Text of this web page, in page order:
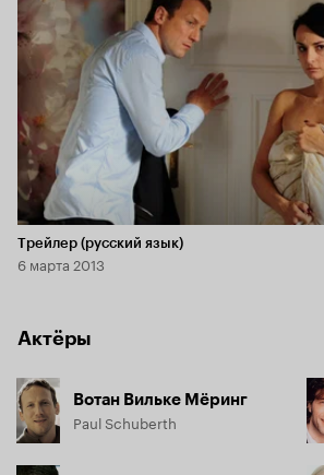
Длительность 3 мин
Трейлер (русский язык)
6 марта 2013
Актёры
Вотан Вильке Мёринг
Paul Schuberth